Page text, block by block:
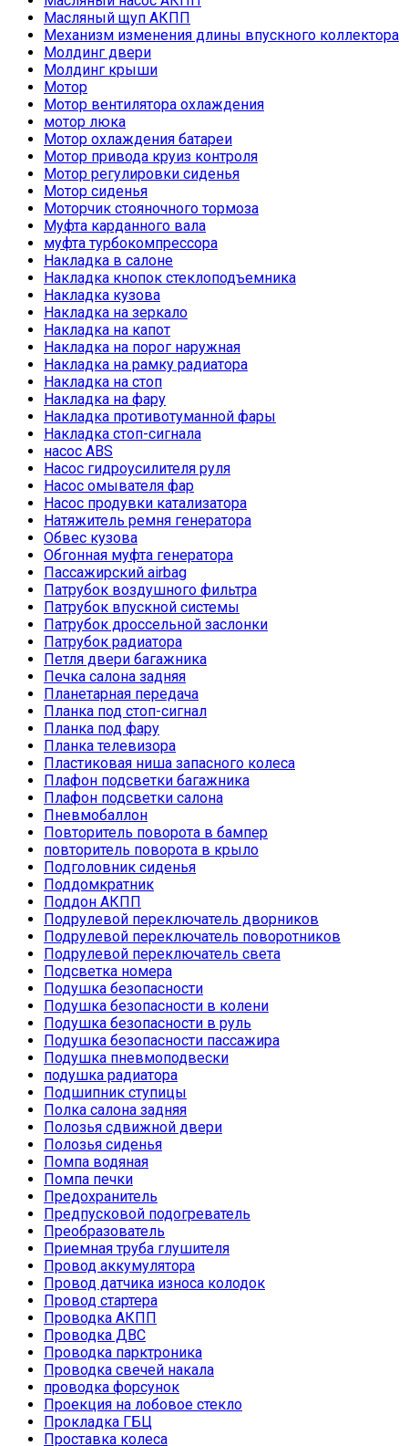
Масляный щуп АКПП
Механизм изменения длины впускного коллектора
Молдинг двери
Молдинг крыши
Мотор
Мотор вентилятора охлаждения
мотор люка
Мотор охлаждения батареи
Мотор привода круиз контроля
Мотор регулировки сиденья
Мотор сиденья
Моторчик стояночного тормоза
Муфта карданного вала
муфта турбокомпрессора
Накладка в салоне
Накладка кнопок стеклоподъемника
Накладка кузова
Накладка на зеркало
Накладка на капот
Накладка на порог наружная
Накладка на рамку радиатора
Накладка на стоп
Накладка на фару
Накладка противотуманной фары
Накладка стоп-сигнала
насос ABS
Насос гидроусилителя руля
Насос омывателя фар
Насос продувки катализатора
Натяжитель ремня генератора
Обвес кузова
Обгонная муфта генератора
Пассажирский airbag
Патрубок воздушного фильтра
Патрубок впускной системы
Патрубок дроссельной заслонки
Патрубок радиатора
Петля двери багажника
Печка салона задняя
Планетарная передача
Планка под стоп-сигнал
Планка под фару
Планка телевизора
Пластиковая ниша запасного колеса
Плафон подсветки багажника
Плафон подсветки салона
Пневмобаллон
Повторитель поворота в бампер
повторитель поворота в крыло
Подголовник сиденья
Поддомкратник
Поддон АКПП
Подрулевой переключатель дворников
Подрулевой переключатель поворотников
Подрулевой переключатель света
Подсветка номера
Подушка безопасности
Подушка безопасности в колени
Подушка безопасности в руль
Подушка безопасности пассажира
Подушка пневмоподвески
подушка радиатора
Подшипник ступицы
Полка салона задняя
Полозья сдвижной двери
Полозья сиденья
Помпа водяная
Помпа печки
Предохранитель
Предпусковой подогреватель
Преобразователь
Приемная труба глушителя
Провод аккумулятора
Провод датчика износа колодок
Провод стартера
Проводка АКПП
Проводка ДВС
Проводка парктроника
Проводка свечей накала
проводка форсунок
Проекция на лобовое стекло
Прокладка ГБЦ
Проставка колеса